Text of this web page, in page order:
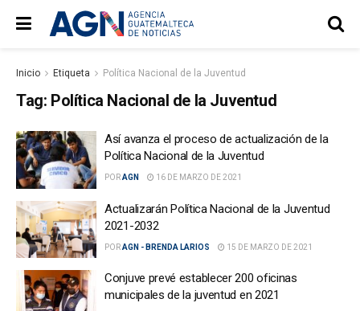
Inicio Etiqueta Política Nacional de la Juventud
Tag: Política Nacional de la Juventud
Así avanza el proceso de actualización de la
Política Nacional de la Juventud
PORAGN 16 DE MARZO DE 2021
Actualizarán Política Nacional de la Juventud
2021-2032
PORAGN - BRENDA LARIOS 15 DE MARZO DE 2021
Conjuve prevé establecer 200 oficinas
municipales de la juventud en 2021